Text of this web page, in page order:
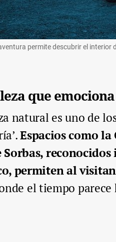
permite descubrir el interior
que emociona
natural es uno de
Espacios como
Sorbas,
permiten al
el tiempo